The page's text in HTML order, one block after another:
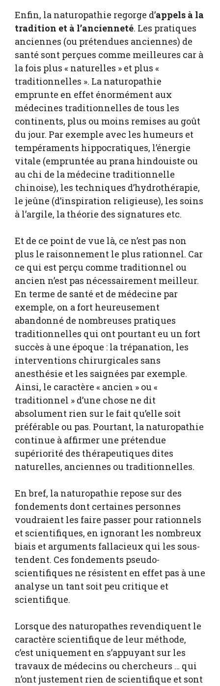
Enfin, la naturopathie regorge d’appels à la
tradition et à l’ancienneté. Les pratiques
anciennes (ou prétendues anciennes) de
santé sont perçues comme meilleures car à
la fois plus « naturelles » et plus «
traditionnelles ». La naturopathie
emprunte en effet énormément aux
médecines traditionnelles de tous les
continents, plus ou moins remises au goût
du jour. Par exemple avec les humeurs et
tempéraments hippocratiques, l’énergie
vitale (empruntée au prana hindouiste ou
au chi de la médecine traditionnelle
chinoise), les techniques d’hydrothérapie,
le jeûne (d’inspiration religieuse), les soins
à l’argile, la théorie des signatures etc.
Et de ce point de vue là, ce n’est pas non
plus le raisonnement le plus rationnel. Car
ce qui est perçu comme traditionnel ou
ancien n’est pas nécessairement meilleur.
En terme de santé et de médecine par
exemple, on a fort heureusement
abandonné de nombreuses pratiques
traditionnelles qui ont pourtant eu un fort
succès à une époque : la trépanation, les
interventions chirurgicales sans
anesthésie et les saignées par exemple.
Ainsi, le caractère « ancien » ou «
traditionnel » d’une chose ne dit
absolument rien sur le fait qu’elle soit
préférable ou pas. Pourtant, la naturopathie
continue à affirmer une prétendue
supériorité des thérapeutiques dites
naturelles, anciennes ou traditionnelles.
En bref, la naturopathie repose sur des
fondements dont certaines personnes
voudraient les faire passer pour rationnels
et scientifiques, en ignorant les nombreux
biais et arguments fallacieux qui les sous-
tendent. Ces fondements pseudo-
scientifiques ne résistent en effet pas à une
analyse un tant soit peu critique et
scientifique.
Lorsque des naturopathes revendiquent le
caractère scientifique de leur méthode,
c’est uniquement en s’appuyant sur les
travaux de médecins ou chercheurs … qui
n’ont justement rien de scientifique et sont